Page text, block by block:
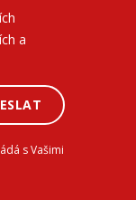
a
s Vašimi